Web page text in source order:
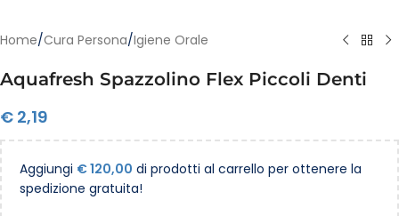
Home/Cura Persona/Igiene Orale
Aquafresh Spazzolino Flex Piccoli Denti
€ 2,19
Aggiungi €120,00 di prodotti al carrello per ottenere la
spedizione gratuita!